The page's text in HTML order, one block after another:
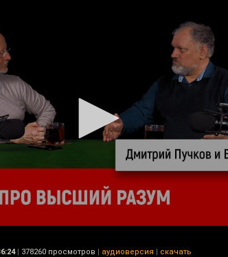
| 378260 просмотров | аудиоверсия | скачать